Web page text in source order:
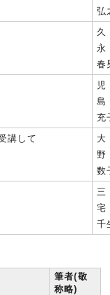
弘
久
春
児
充
講して
大
数
三
千
筆者(敬
称略)